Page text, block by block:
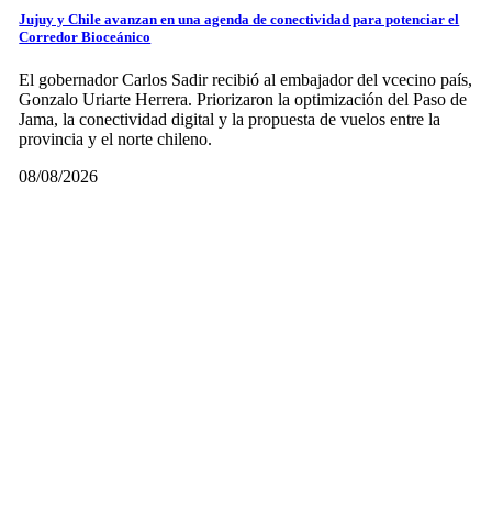
Jujuy y Chile avanzan en una agenda de conectividad para potenciar el
Corredor Bioceánico
El gobernador Carlos Sadir recibió al embajador del vcecino país,
Gonzalo Uriarte Herrera. Priorizaron la optimización del Paso de
Jama, la conectividad digital y la propuesta de vuelos entre la
provincia y el norte chileno.
08/08/2026